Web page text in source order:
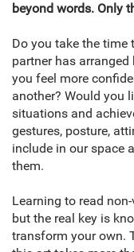
beyond words. Only
Do you take the
partner has
you feel more
another? Would you
situations and
gestures, posture,
include in our space
them.
Learning to read
but the real key is
transform your own.